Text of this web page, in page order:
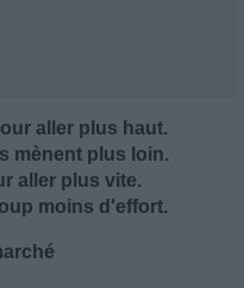
aller plus haut.
mènent plus loin.
aller plus vite.
moins d'effort.